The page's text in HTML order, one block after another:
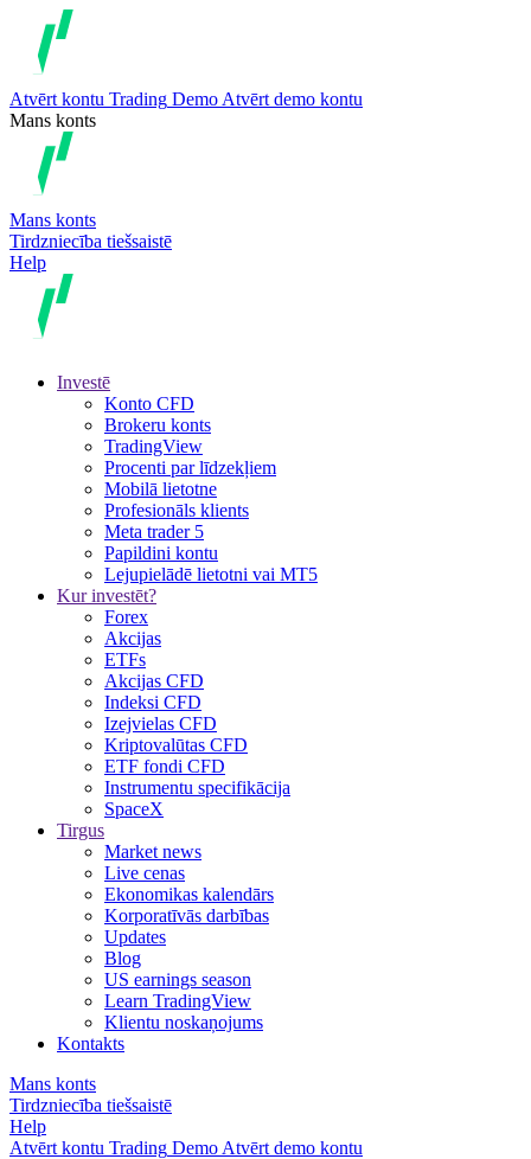
Atvērt kontu Trading Demo Atvērt demo kontu
Mans konts
Mans konts
Tirdzniecība tiešsaistē
Help
Investē
Konto CFD
Brokeru konts
TradingView
Procenti par līdzekļiem
Mobilā lietotne
Profesionāls klients
Meta trader 5
Papildini kontu
Lejupielādē lietotni vai MT5
Kur investēt?
Forex
Akcijas
ETFs
Akcijas CFD
Indeksi CFD
Izejvielas CFD
Kriptovalūtas CFD
ETF fondi CFD
Instrumentu specifikācija
SpaceX
Tirgus
Market news
Live cenas
Ekonomikas kalendārs
Korporatīvās darbības
Updates
Blog
US earnings season
Learn TradingView
Klientu noskaņojums
Kontakts
Mans konts
Tirdzniecība tiešsaistē
Help
Atvērt kontu Trading Demo Atvērt demo kontu